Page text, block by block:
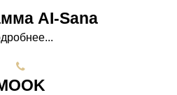
AI-Sana